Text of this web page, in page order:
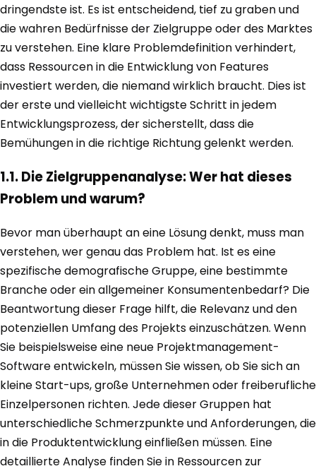
dringendste ist. Es ist entscheidend, tief zu graben und
die wahren Bedürfnisse der Zielgruppe oder des Marktes
zu verstehen. Eine klare Problemdefinition verhindert,
dass Ressourcen in die Entwicklung von Features
investiert werden, die niemand wirklich braucht. Dies ist
der erste und vielleicht wichtigste Schritt in jedem
Entwicklungsprozess, der sicherstellt, dass die
Bemühungen in die richtige Richtung gelenkt werden.
1.1. Die Zielgruppenanalyse: Wer hat dieses
Problem und warum?
Bevor man überhaupt an eine Lösung denkt, muss man
verstehen, wer genau das Problem hat. Ist es eine
spezifische demografische Gruppe, eine bestimmte
Branche oder ein allgemeiner Konsumentenbedarf? Die
Beantwortung dieser Frage hilft, die Relevanz und den
potenziellen Umfang des Projekts einzuschätzen. Wenn
Sie beispielsweise eine neue Projektmanagement-
Software entwickeln, müssen Sie wissen, ob Sie sich an
kleine Start-ups, große Unternehmen oder freiberufliche
Einzelpersonen richten. Jede dieser Gruppen hat
unterschiedliche Schmerzpunkte und Anforderungen, die
in die Produktentwicklung einfließen müssen. Eine
detaillierte Analyse finden Sie in Ressourcen zur